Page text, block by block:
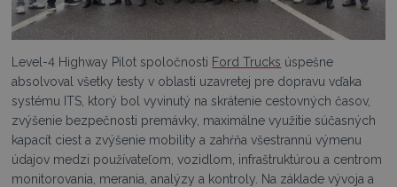
Level-4 Highway Pilot spoločnosti Ford Trucks úspešne
absolvoval všetky testy v oblasti uzavretej pre dopravu vďaka
systému ITS, ktorý bol vyvinutý na skrátenie cestovných časov,
zvýšenie bezpečnosti premávky, maximálne využitie súčasných
kapacít ciest a zvýšenie mobility a zahŕňa všestrannú výmenu
údajov medzi používateľom, vozidlom, infraštruktúrou a centrom
monitorovania, merania, analýzy a kontroly. Na základe vývoja a